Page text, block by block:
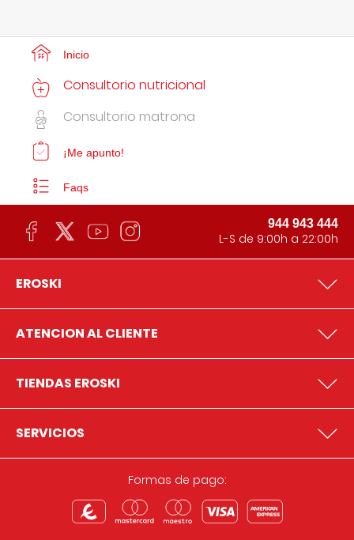
Inicio
Consultorio nutricional
Consultorio matrona
¡Me apunto!
Faqs
944 943 444
L-S de 9:00h a 22:00h
EROSKI
ATENCION AL CLIENTE
TIENDAS EROSKI
SERVICIOS
Formas de pago: